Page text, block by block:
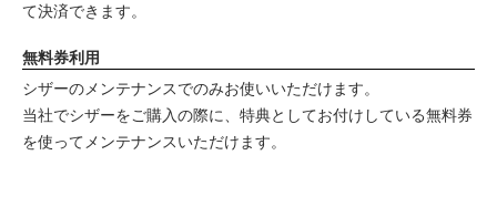
て決済できます。
無料券利用
シザーのメンテナンスでのみお使いいただけます。
当社でシザーをご購入の際に、特典としてお付けしている無料券
を使ってメンテナンスいただけます。